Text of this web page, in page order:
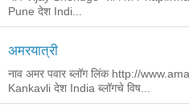
Pune देश Indi...
अमरयात्री
नाव अमर पवार ब्लॉग लिंक http://
Kankavli देश India ब्लॉगचे विष...